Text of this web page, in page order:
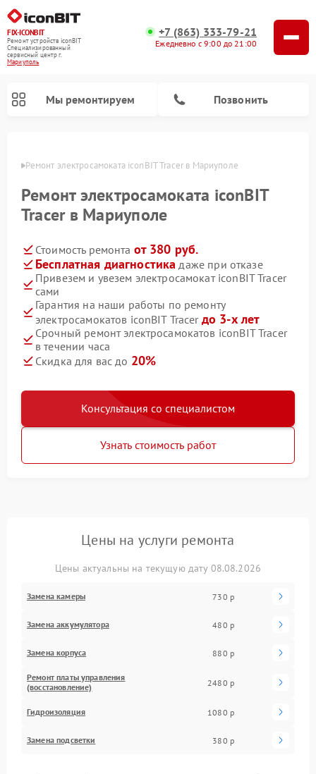
FIX-ICONBIT
Ремонт устройств iconBIT
Специализированный
cервисный центр г.
Мариуполь
+7 (863) 333-79-21
Ежедневно с 9:00 до 21:00
Мы ремонтируем Позвонить
Ремонт электросамоката iconBIT Tracer в Мариуполе
Ремонт электросамоката iconBIT
Tracer в Мариуполе
Стоимость ремонта от 380 руб.
Бесплатная диагностика даже при отказе
Привезем и увезем электросамокат iconBIT Tracer
сами
Гарантия на наши работы по ремонту
электросамокатов iconBIT Tracer до 3-х лет
Срочный ремонт электросамокатов iconBIT Tracer
в течении часа
Скидка для вас до 20%
Консультация со специалистом
Узнать стоимость работ
Цены на услуги ремонта
Цены актуальны на текущую дату 08.08.2026
Замена камеры 730 р
Замена аккумулятора 480 р
Замена корпуса 880 р
Ремонт платы управления
(восстановление)
2480 р
Гидроизоляция 1080 р
Замена подсветки 380 р